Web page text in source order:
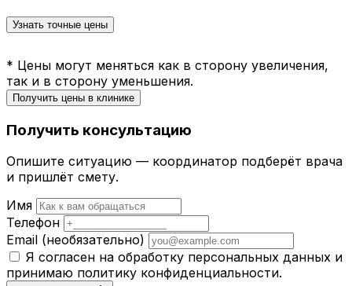
Узнать точные цены
* Цены могут меняться как в сторону увеличения,
так и в сторону уменьшения.
Получить цены в клинике
Получить консультацию
Опишите ситуацию — координатор подберёт врача
и пришлёт смету.
Имя
Телефон
Email (необязательно)
Я согласен на обработку персональных данных и
принимаю политику конфиденциальности.